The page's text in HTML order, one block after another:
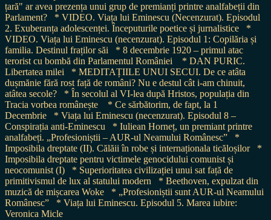
țară" ar avea prezența unui grup de premianți printre analfabeții din
Parlament?
* VIDEO. Viața lui Eminescu (Necenzurat). Episodul
2. Exuberanța adolescenței. Începuturile poetice și jurnalistice
*
VIDEO. Viața lui Eminescu (necenzurat). Episodul 1: Copilăria și
familia. Destinul fraților săi
* 8 decembrie 1920 – primul atac
terorist cu bombă din Parlamentul României
* DAN PURIC.
Libertatea milei
* MEDITAȚIILE UNUI SECUI. De ce atâta
dușmănie fără rost față de români? Nu e destul cât i-am chinuit,
atâtea secole?
* În secolul al VI-lea după Hristos, populația din
Tracia vorbea românește
* Ce sărbătorim, de fapt, la 1
Decembrie
* Viața lui Eminescu (necenzurat). Episodul 8 –
Conspirația anti-Eminescu
* Iuliean Horneț, un premiant printre
analfabeți. „Profesioniștii – AUR-ul Neamului Românesc”
*
Imposibila dreptate (II). Călăii în robe și internaționala ticăloșilor
*
Imposibila dreptate pentru victimele genocidului comunist și
neocomunist (I)
* Superioritatea civilizației unui sat față de
primitivismul de lux al statului modern
* Beethoven, expulzat din
muzică de mișcarea Woke
* „Profesioniștii sunt AUR-ul Neamului
Românesc”
* Viața lui Eminescu. Episodul 5. Marea iubire:
Veronica Micle